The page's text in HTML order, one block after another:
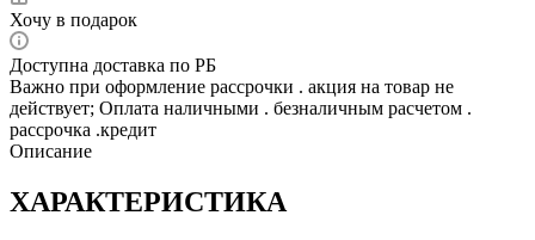
Хочу в подарок
Доступна доставка по РБ
Важно при оформление рассрочки . акция на товар не
действует; Оплата наличными . безналичным расчетом .
рассрочка .кредит
Описание
ХАРАКТЕРИСТИКА